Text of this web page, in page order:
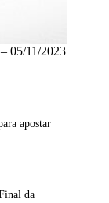
05/11/2023
apostar
da